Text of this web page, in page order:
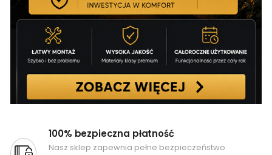
100% bezpieczna płatność
Nasz sklep zapewnia pełne bezpieczeństwo